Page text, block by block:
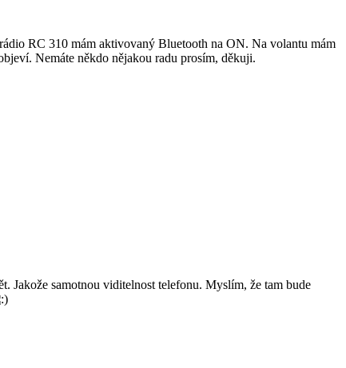
RC 310 mám aktivovaný Bluetooth na ON. Na volantu mám
Nemáte někdo nějakou radu prosím, děkuji.
Jakože samotnou viditelnost telefonu. Myslím, že tam bude